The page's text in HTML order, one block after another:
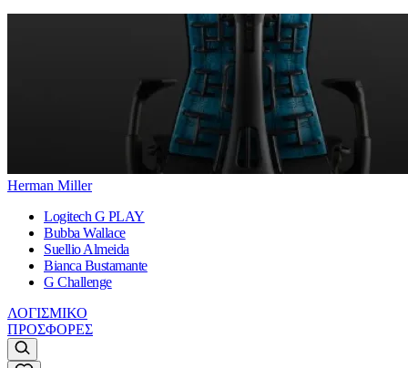
Herman Miller
Logitech G PLAY
Bubba Wallace
Suellio Almeida
Bianca Bustamante
G Challenge
ΛΟΓΙΣΜΙΚΟ
ΠΡΟΣΦΟΡΕΣ